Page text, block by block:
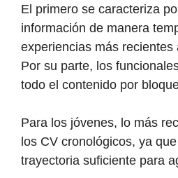
El primero se caracteriza
información de manera
experiencias más recientes
Por su parte, los
todo el contenido por
Para los jóvenes, lo más
los CV cronológicos, ya
trayectoria suficiente para